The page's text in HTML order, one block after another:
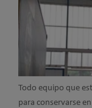
Todo equipo que
para conservarse